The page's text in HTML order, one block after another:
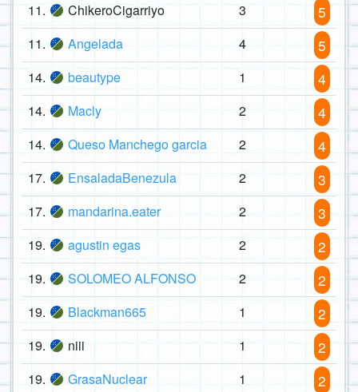
11. ChikeroCigarriyo 3 5
11. Angelada 4 5
14. beautype 1 4
14. Macly 2 4
14. Queso Manchego garcia 2 4
17. EnsaladaBenezula 2 3
17. mandarina.eater 2 3
19. agustin egas 2 2
19. SOLOMEO ALFONSO 2 2
19. Blackman665 1 2
19. niii 1 2
19. GrasaNuclear 1 2